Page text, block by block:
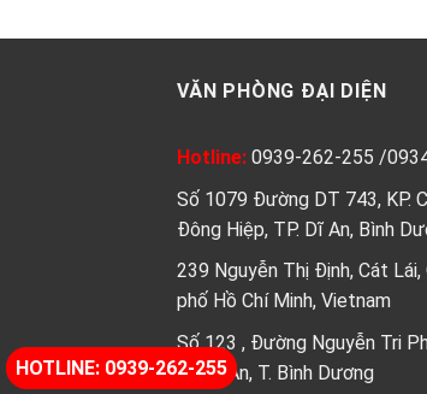
HOTLINE: 0939-262-255
VĂN PHÒNG ĐẠI DIỆN
Hotline: 0939-262-255 /
Số 1079 Đường DT 743, KP.
Đông Hiệp, TP. Dĩ An, Bình
239 Nguyễn Thị Định, Cát Lái,
phố Hồ Chí Minh, Vietnam
Số 123 , Đường Nguyễn Tri
Tp.Dĩ An, T. Bình Dương